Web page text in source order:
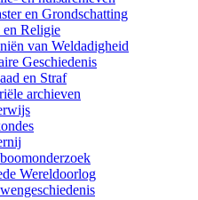
en Grondschatting
Religie
van Weldadigheid
Geschiedenis
en Straf
archieven
Wereldoorlog